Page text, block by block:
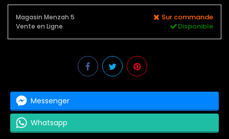
Magasin Menzah 5 Sur commande
Vente en Ligne Disponible
Messenger
Whatsapp